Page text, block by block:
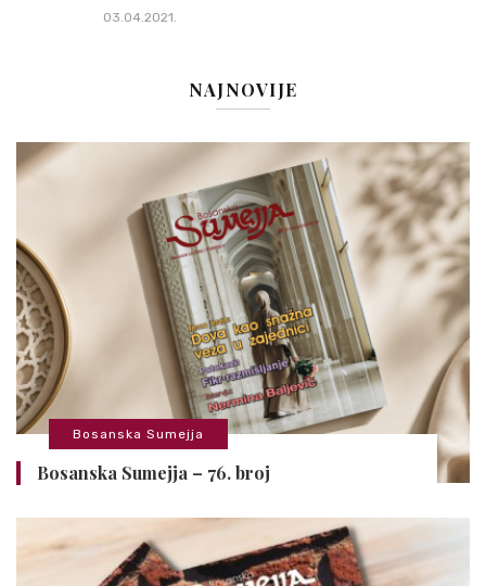
03.04.2021.
NAJNOVIJE
Bosanska Sumejja
Bosanska Sumejja – 76. broj